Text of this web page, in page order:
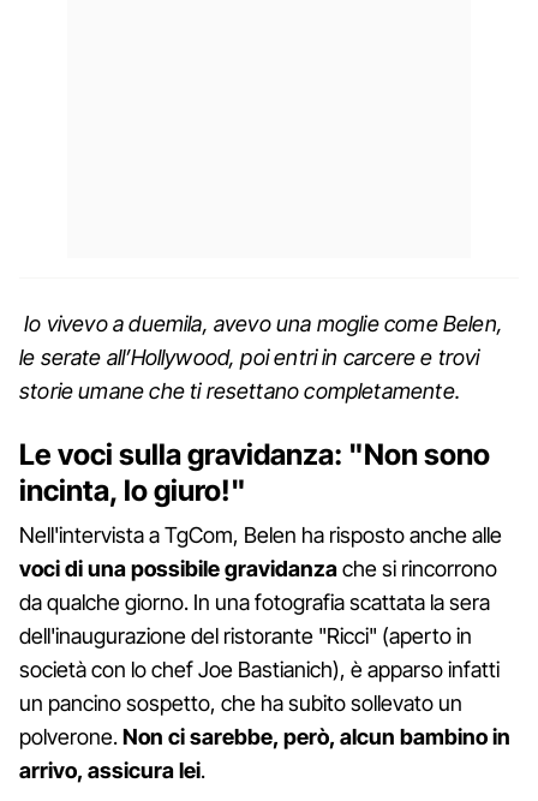
Io vivevo a duemila, avevo una moglie come Belen,
le serate all’Hollywood, poi entri in carcere e trovi
storie umane che ti resettano completamente.
Le voci sulla gravidanza: "Non sono
incinta, lo giuro!"
Nell'intervista a TgCom, Belen ha risposto anche alle
voci di una possibile gravidanzache si rincorrono
da qualche giorno. In una fotografia scattata la sera
dell'inaugurazione del ristorante "Ricci" (aperto in
società con lo chef Joe Bastianich), è apparso infatti
un pancino sospetto, che ha subito sollevato un
polverone.Non ci sarebbe, però, alcun bambino in
arrivo, assicura lei.